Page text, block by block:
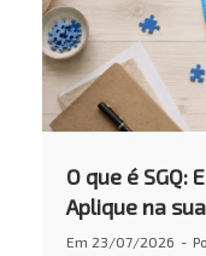
O que é SGQ:
Aplique na
Em 23/07/2026